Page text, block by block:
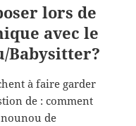
lors de
avec le
Babysitter?
à faire garder
de : comment
de